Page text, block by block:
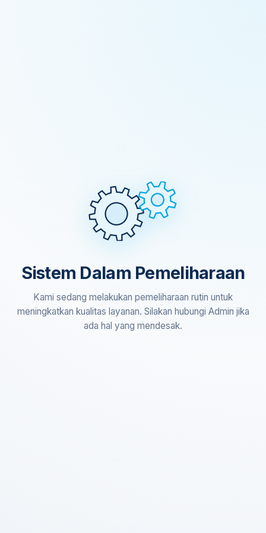
Sistem Dalam Pemeliharaan
Kami sedang melakukan pemeliharaan rutin untuk
meningkatkan kualitas layanan. Silakan hubungi Admin jika
ada hal yang mendesak.